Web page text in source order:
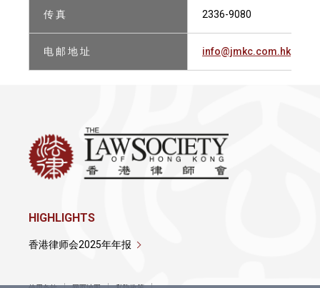
传 真 2336-9080
电 邮 地 址 info@jmkc.com.hk
HIGHLIGHTS
香港律师会2025年年报